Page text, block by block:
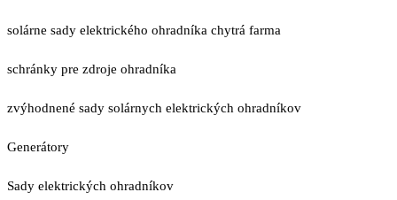
solárne sady elektrického ohradníka chytrá farma
schránky pre zdroje ohradníka
zvýhodnené sady solárnych elektrických ohradníkov
Generátory
Sady elektrických ohradníkov